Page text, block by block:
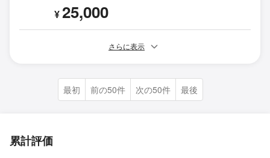
¥25,000
さらに表示
最初 前の50件 次の50件 最後
累計評価